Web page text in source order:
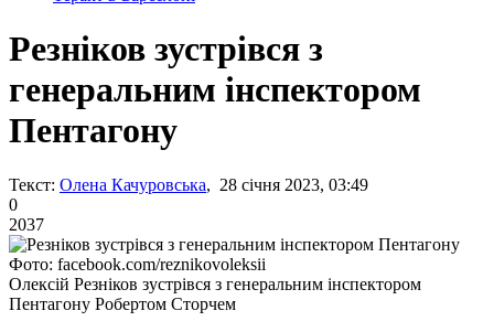
Резніков зустрівся з
генеральним інспектором
Пентагону
Текст: Олена Качуровська, 28 січня 2023, 03:49
0
2037
Фото: facebook.com/reznikovoleksii
Олексій Резніков зустрівся з генеральним інспектором
Пентагону Робертом Сторчем